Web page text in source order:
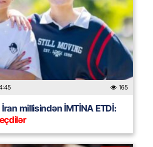
165
millisindən İMTİNA ETDİ: